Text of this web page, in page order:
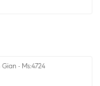
- Ms:4724